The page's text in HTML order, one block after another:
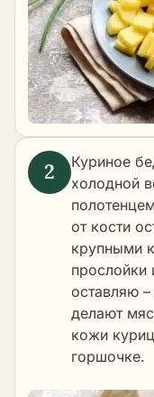
Куриное
холодной
от кости
крупными
прослойки
оставляю –
делают
кожи
горшочке.